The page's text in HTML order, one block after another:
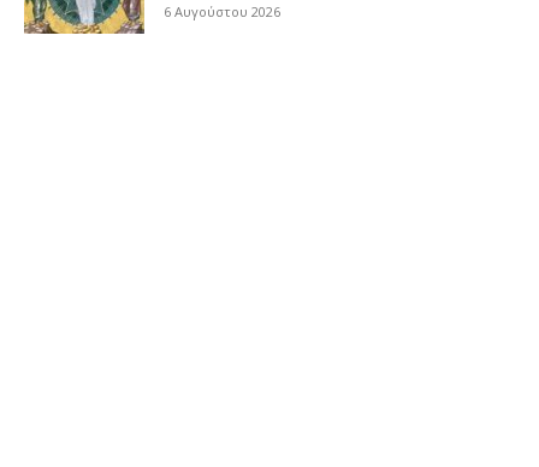
6 Αυγούστου 2026